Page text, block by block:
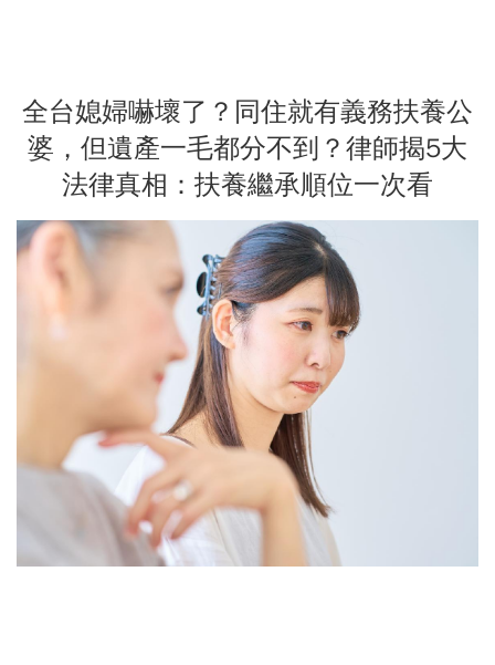
全台媳婦嚇壞了？同住就有義務扶養公
婆，但遺產一毛都分不到？律師揭5大
法律真相：扶養繼承順位一次看